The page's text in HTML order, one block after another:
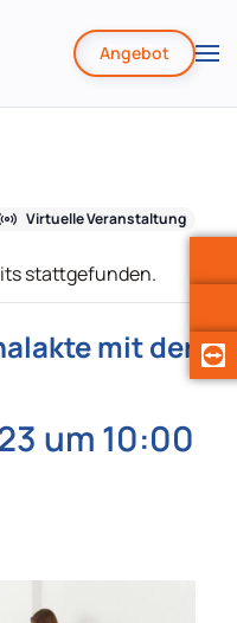
Angebot
Virtuelle Veranstaltung
stattgefunden.
mit der
um 10:00